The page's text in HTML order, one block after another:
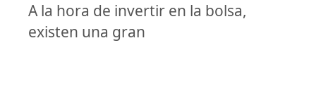
A la hora de invertir en la bolsa,
existen una gran